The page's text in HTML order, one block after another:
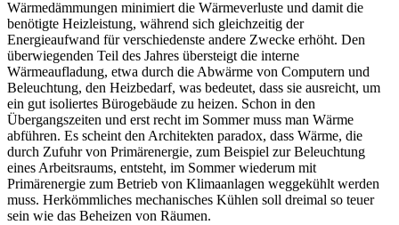
Wärmedämmungen minimiert die Wärmeverluste und damit die
benötigte Heizleistung, während sich gleichzeitig der
Energieaufwand für verschiedenste andere Zwecke erhöht. Den
überwiegenden Teil des Jahres übersteigt die interne
Wärmeaufladung, etwa durch die Abwärme von Computern und
Beleuchtung, den Heizbedarf, was bedeutet, dass sie ausreicht, um
ein gut isoliertes Bürogebäude zu heizen. Schon in den
Übergangszeiten und erst recht im Sommer muss man Wärme
abführen. Es scheint den Architekten paradox, dass Wärme, die
durch Zufuhr von Primärenergie, zum Beispiel zur Beleuchtung
eines Arbeitsraums, entsteht, im Sommer wiederum mit
Primärenergie zum Betrieb von Klimaanlagen weggekühlt werden
muss. Herkömmliches mechanisches Kühlen soll dreimal so teuer
sein wie das Beheizen von Räumen.